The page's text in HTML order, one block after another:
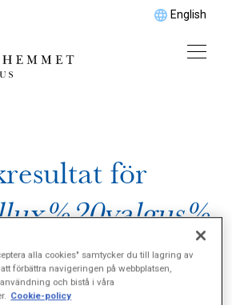
English
för
22
alla cookies" samtycker du till lagring av
förbättra navigeringen på webbplatsen,
och bistå i våra
Cookie-policy